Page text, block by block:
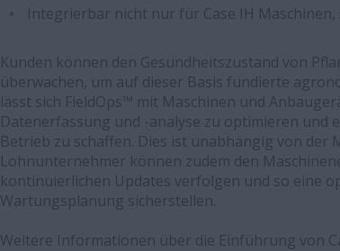
Integrierbar nicht nur für Case IH
Kunden können den Gesundheitszustand von
überwachen, um auf dieser Basis fundierte
lässt sich FieldOps™ mit Maschinen und
Datenerfassung und -analyse zu optimieren und
Betrieb zu schaffen. Dies ist unabhängig von
Lohnunternehmer können zudem den
kontinuierlichen Updates verfolgen und so eine
Wartungsplanung sicherstellen.
Weitere Informationen über die Einführung von